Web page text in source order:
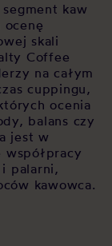
kaw
ocenę
skali
Coffee
na całym
cuppingu,
ocenia
balans czy
jest w
palarni,
kawowca.